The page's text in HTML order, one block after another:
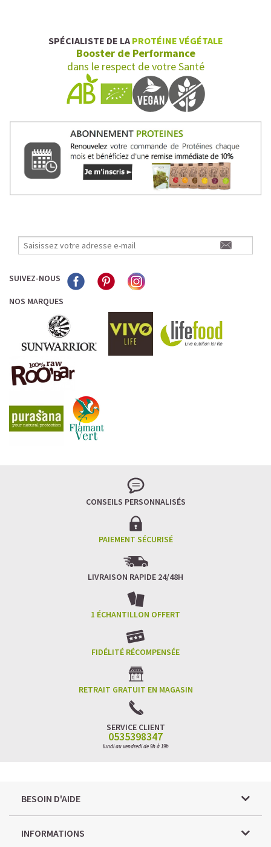
SPÉCIALISTE DE LA PROTÉINE VÉGÉTALE
Booster de Performance
dans le respect de votre Santé
SUIVEZ-NOUS
NOS MARQUES
CONSEILS PERSONNALISÉS
PAIEMENT SÉCURISÉ
LIVRAISON RAPIDE 24/48H
1 ÉCHANTILLON OFFERT
FIDÉLITÉ RÉCOMPENSÉE
RETRAIT GRATUIT EN MAGASIN
SERVICE CLIENT
0535398347
lundi au vendredi de 9h à 19h
BESOIN D'AIDE
INFORMATIONS